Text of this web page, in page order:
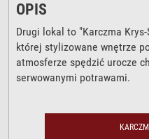
OPIS
Drugi lokal to "Karczma
której stylizowane wnętrze
atmosferze spędzić urocze
serwowanymi potrawami.